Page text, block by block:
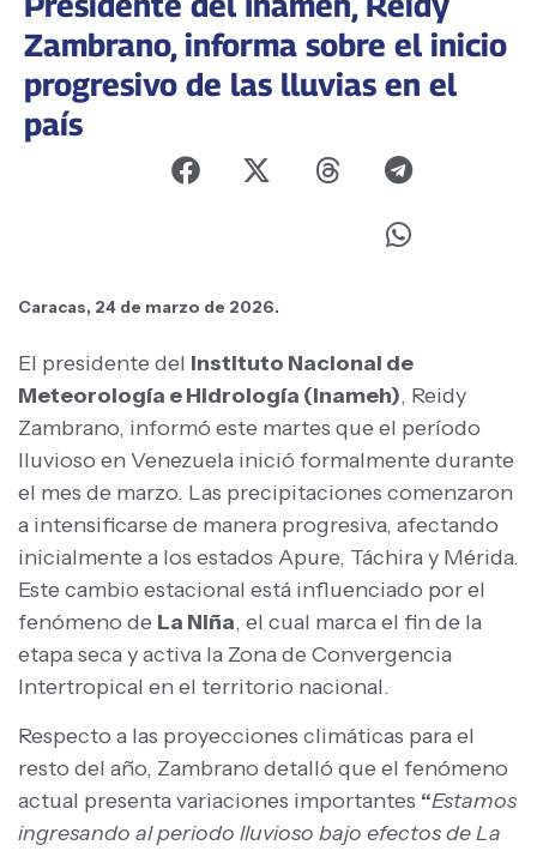
Zambrano, informa sobre el inicio
progresivo de las lluvias en el
país
Caracas, 24 de marzo de 2026.
El presidente del Instituto Nacional de
Meteorología e Hidrología (Inameh), Reidy
Zambrano, informó este martes que el período
lluvioso en Venezuela inició formalmente durante
el mes de marzo. Las precipitaciones comenzaron
a intensificarse de manera progresiva, afectando
inicialmente a los estados Apure, Táchira y Mérida.
Este cambio estacional está influenciado por el
fenómeno de La Niña, el cual marca el fin de la
etapa seca y activa la Zona de Convergencia
Intertropical en el territorio nacional.
Respecto a las proyecciones climáticas para el
resto del año, Zambrano detalló que el fenómeno
actual presenta variaciones importantes “Estamos
ingresando al periodo lluvioso bajo efectos de La